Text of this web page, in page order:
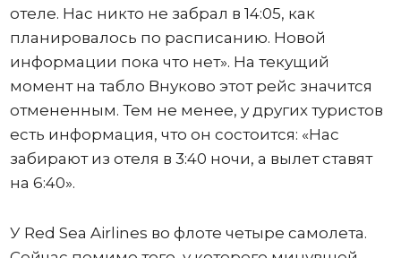
отеле. Нас никто не забрал в 14:05, как
планировалось по расписанию. Новой
информации пока что нет». На текущий
момент на табло Внуково этот рейс значится
отмененным. Тем не менее, у других туристов
есть информация, что он состоится: «Нас
забирают из отеля в 3:40 ночи, а вылет ставят
на 6:40».
У Red Sea Airlines во флоте четыре самолета.